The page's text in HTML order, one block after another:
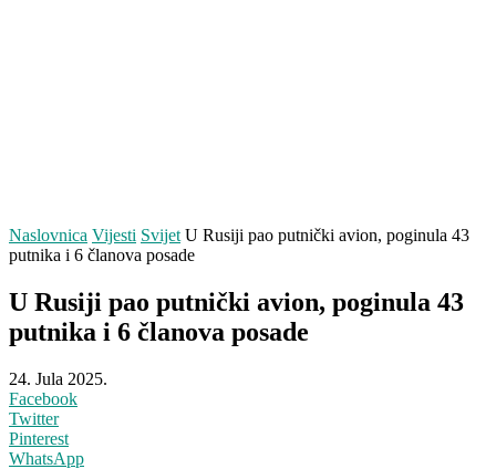
Naslovnica Vijesti Svijet U Rusiji pao putnički avion, poginula 43
putnika i 6 članova posade
U Rusiji pao putnički avion, poginula 43
putnika i 6 članova posade
24. Jula 2025.
Facebook
Twitter
Pinterest
WhatsApp